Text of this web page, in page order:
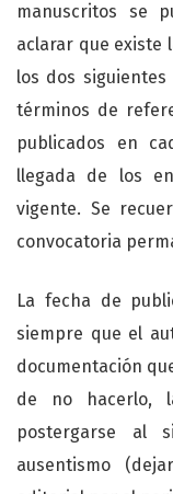
manuscritos se
aclarar que existe
los dos
términos de
publicados en
llegada de los
vigente. Se
convocatoria
La fecha de
siempre que el
documentación
de no hacerlo,
postergarse al
ausentismo